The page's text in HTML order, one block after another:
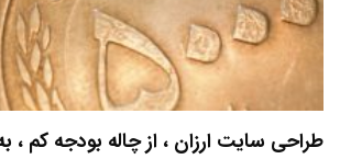
طراحی سایت ارزان ، از چاله بودجه کم ،